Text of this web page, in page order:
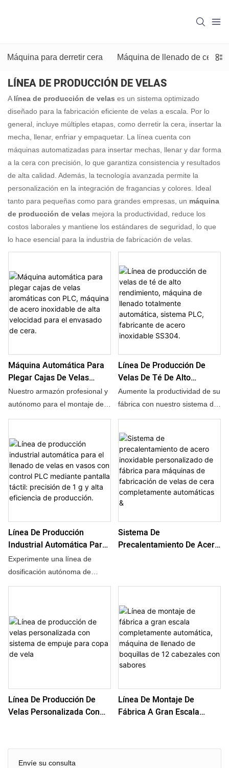
Máquina para derretir cera Máquina de llenado de cera
LÍNEA DE PRODUCCIÓN DE VELAS
A línea de producción de velas es un sistema optimizado
diseñado para la fabricación eficiente de velas a escala. Por lo
general, incluye múltiples etapas, como derretir la cera, insertar la
mecha, llenar, enfriar y empaquetar. La línea cuenta con
máquinas automatizadas para insertar mechas, llenar y dar forma
a la cera con precisión, lo que garantiza consistencia y resultados
de alta calidad. Además, la tecnología avanzada permite la
personalización en la integración de fragancias y colores. Ideal
tanto para pequeñas como para grandes empresas, un máquina
de producción de velas mejora la productividad, reduce los
costos laborales y mantiene los estándares de seguridad, lo que
lo hace esencial para la industria de fabricación de velas.
Envíe su consulta
Máquina Automática Para
Plegar Cajas De Velas
Aromáticas Con PLC,
Máquina De Acero
De Cera.
Nuestro armazón profesional y
autónomo para el montaje de
cajas de productos de
para marcas de alta gama.
Gracias a su lógica inteligente y
su aleación antioxidante, que
maximizan la productividad,
esta unidad garantiza un
cajas y la integridad estructural
de los delicados estuches de
regalo.
Línea De Producción De
Velas De Té De Alto
Rendimiento, Máquina De
Llenado Totalmente
Inoxidable SS304.
Aumente la productividad de su
fábrica con nuestro sistema de
ensamblaje de pequeñas velas
de producción autónoma de
cápsulas de parafina integra
una secuencia de fabricación
inteligente diseñada para una
alta fiabilidad de hardware.
Gracias a su construcción
metálica de grado sanitario,
garantiza un proceso de
dispensación robótico que
escala.
Línea De Producción
Industrial Automática Para
El Llenado De Velas En
Vasos Con Control PLC
Experimente una línea de
dosificación autónoma de
combustible aromático en
aleación anticorrosión permite
el uso intensivo en circuitos de
fabricación sin corrosión.
productos de cera con total
fluidez.
Sistema De
Precalentamiento De Acero
Automáticas &
Línea De Producción De
Velas Personalizada Con
Línea De Montaje De
Fábrica A Gran Escala
Llenado De Boquillas De 12